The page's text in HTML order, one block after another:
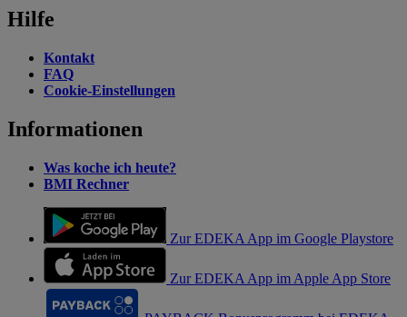
Hilfe
Kontakt
FAQ
Cookie-Einstellungen
Informationen
Was koche ich heute?
BMI Rechner
Zur EDEKA App im Google Playstore
Zur EDEKA App im Apple App Store